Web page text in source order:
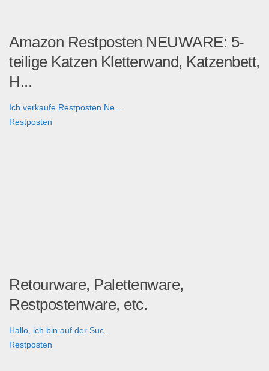
Amazon Restposten NEUWARE: 5-
teilige Katzen Kletterwand, Katzenbett,
H...
Ich verkaufe Restposten Ne...
Restposten
Retourware, Palettenware,
Restpostenware, etc.
Hallo, ich bin auf der Suc...
Restposten